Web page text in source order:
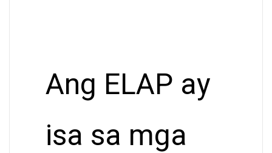
Ang ELAP ay
isa sa mga